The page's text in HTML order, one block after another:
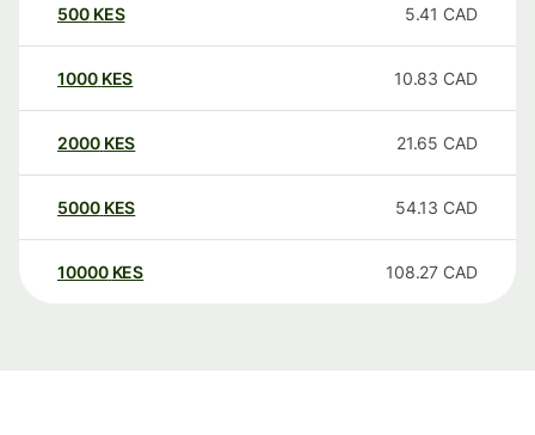
500 KES 5.41 CAD
1000 KES 10.83 CAD
2000 KES 21.65 CAD
5000 KES 54.13 CAD
10000 KES 108.27 CAD